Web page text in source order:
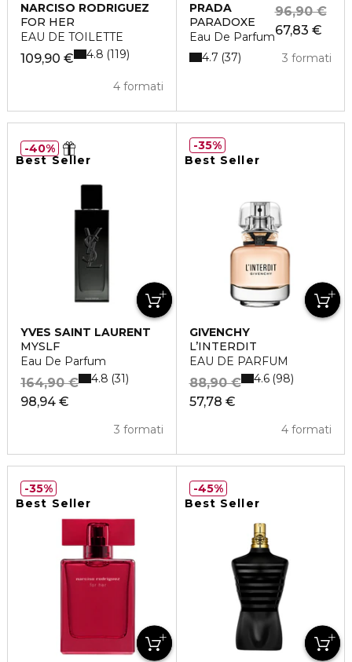
NARCISO RODRIGUEZ
FOR HER
EAU DE TOILETTE
109,90 €
4 formati
4.8 119
PRADA
PARADOXE
Eau De Parfum67,83 €
96,90 €
3 formati
4.7 37
Best Seller
YVES SAINT LAURENT
MYSLF
Eau De Parfum
98,94 €
164,90 €
3 formati
4.8 31
40%
Best Seller
GIVENCHY
L’INTERDIT
EAU DE PARFUM
57,78 €
88,90 €
4 formati
4.6 98
35%
Best Seller
35%
Best Seller
45%